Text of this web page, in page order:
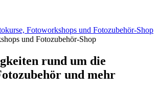
und Fotozubehör-Shop
rund um die
und mehr